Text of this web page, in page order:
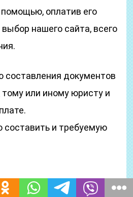
оплатив его
выбор нашего сайта, всего
составления документов
или иному юристу и
и требуемую
дорожных знаков